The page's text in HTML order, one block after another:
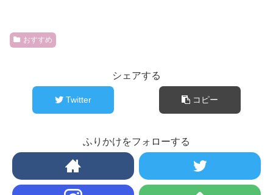
おすすめ
シェアする
Twitter コピー
ふりかけをフォローする